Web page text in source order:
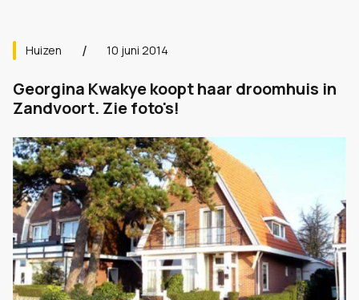
Huizen 10 juni 2014
Georgina Kwakye koopt haar droomhuis in
Zandvoort. Zie foto's!